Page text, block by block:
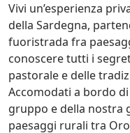
Vivi un’esperienza
della Sardegna,
fuoristrada fra
conoscere tutti i
pastorale e delle
Accomodati a bordo
gruppo e della nostra
paesaggi rurali tra